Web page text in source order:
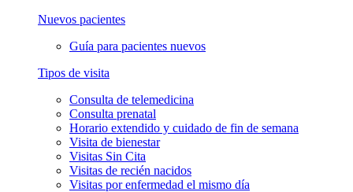
Nuevos pacientes
Guía para pacientes nuevos
Tipos de visita
Consulta de telemedicina
Consulta prenatal
Horario extendido y cuidado de fin de semana
Visita de bienestar
Visitas Sin Cita
Visitas de recién nacidos
Visitas por enfermedad el mismo día